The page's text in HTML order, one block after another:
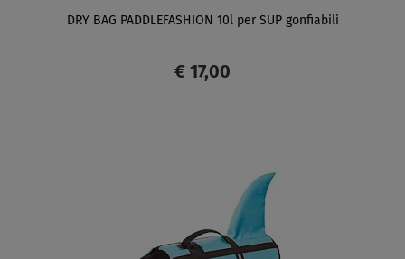
DRY BAG PADDLEFASHION 10l per SUP gonfiabili
€ 17,00